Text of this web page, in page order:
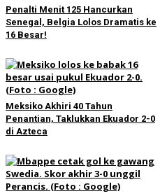
Penalti Menit 125 Hancurkan
Senegal, Belgia Lolos Dramatis ke
16 Besar!
Meksiko Akhiri 40 Tahun
Penantian, Taklukkan Ekuador 2-0
di Azteca